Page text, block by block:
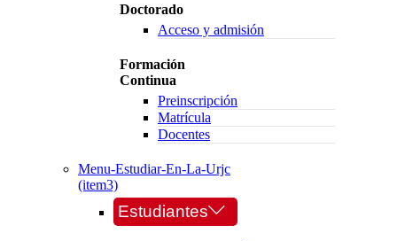
Doctorado
Acceso y admisión
Formación
Continua
Preinscripción
Matrícula
Docentes
Menu-Estudiar-En-La-Urjc
(item3)
Estudiantes